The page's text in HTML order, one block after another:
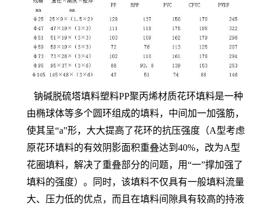
钠碱脱硫塔填料塑料PP聚丙烯材质花环填料是一种
由椭球体等多个圆环组成的填料，中间加一加强筋，
使其呈“a”形，大大提高了花环的抗压强度（A型考虑
原花环填料的有效阴影面积重叠达到40%，改为A型
花圈填料，解决了重叠部分的问题，用“一”撑加强了
填料的强度）。同时，该填料不仅具有一般填料流量
大、压力低的优点，而且在填料间隙具有较高的持液